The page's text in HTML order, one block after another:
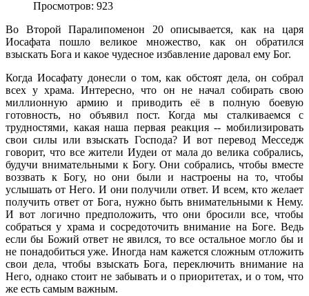
Просмотров: 923
Во Второй Паралипоменон 20 описывается, как на царя
Иосафата пошло великое множество, как он обратился
взыскать Бога и какое чудесное избавление даровал ему Бог.
Когда Иосафату донесли о том, как обстоят дела, он собрал
всех у храма. Интересно, что он не начал собирать свою
миллионную армию и приводить её в полную боевую
готовность, но объявил пост. Когда мы сталкиваемся с
трудностями, какая наша первая реакция -- мобилизировать
свои силы или взыскать Господа? И вот перевод Месседж
говорит, что все жители Иудеи от мала до велика собрались,
будучи внимательными к Богу. Они собрались, чтобы вместе
воззвать к Богу, но они были и настроены на то, чтобы
услышать от Него. И они получили ответ. И всем, кто желает
получить ответ от Бога, нужно быть внимательными к Нему.
И вот логично предположить, что они бросили все, чтобы
собраться у храма и сосредоточить внимание на Боге. Ведь
если бы Божий ответ не явился, то все остальное могло бы и
не понадобиться уже. Иногда нам кажется сложным отложить
свои дела, чтобы взыскать Бога, переключить внимание на
Него, однако стоит не забывать и о приоритетах, и о том, что
же есть самым важным.